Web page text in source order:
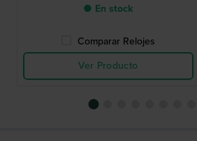
● En stock
Comparar Relojes
Ver Producto